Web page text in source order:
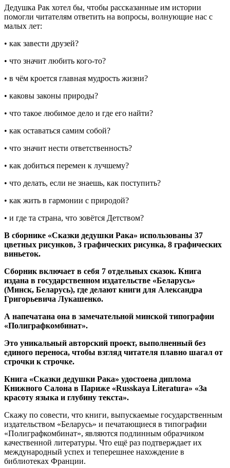
Дедушка Рак хотел бы, чтобы рассказанные им истории
помогли читателям ответить на вопросы, волнующие нас с
малых лет:
• как завести друзей?
• что значит любить кого-то?
• в чём кроется главная мудрость жизни?
• каковы законы природы?
• что такое любимое дело и где его найти?
• как оставаться самим собой?
• что значит нести ответственность?
• как добиться перемен к лучшему?
• что делать, если не знаешь, как поступить?
• как жить в гармонии с природой?
• и где та страна, что зовётся Детством?
В сборнике «Сказки дедушки Рака» использованы 37
цветных рисунков, 3 графических рисунка, 8 графических
виньеток.
Сборник включает в себя 7 отдельных сказок. Книга
издана в государственном издательстве «Беларусь»
(Минск, Беларусь), где делают книги для Александра
Григорьевича Лукашенко.
А напечатана она в замечательной минской типографии
«Полиграфкомбинат».
Это уникальный авторский проект, выполненный без
единого переноса, чтобы взгляд читателя плавно шагал от
строчки к строчке.
Книга «Сказки дедушки Рака» удостоена диплома
Книжного Салона в Париже «Russkaya Literatura» «За
красоту языка и глубину текста».
Скажу по совести, что книги, выпускаемые государственным
издательством «Беларусь» и печатающиеся в типографии
«Полиграфкомбинат», являются подлинным образчиком
качественной литературы. Что ещё раз подтверждает их
международный успех и теперешнее нахождение в
библиотеках Франции.